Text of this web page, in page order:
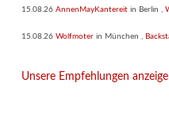
15.08.26 AnnenMayKantereit in Berlin ,
15.08.26 Wolfmoter in München ,
Unsere Empfehlungen